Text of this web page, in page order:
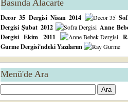
Basında Alacarte
Decor 35 Dergisi Nisan 2014
Dergisi Şubat 2012
Anne
Dergisi Ekim 2011
Gurme Dergisi'ndeki Yazılarım
Menü'de Ara